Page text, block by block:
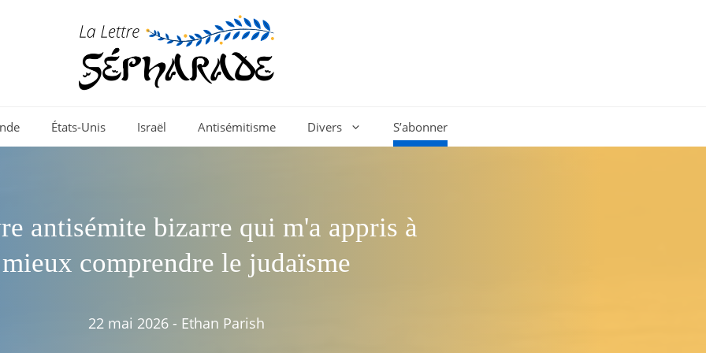
États-Unis Israël Antisémitisme Divers S’abonner
antisémite bizarre qui m'a appris à
mieux comprendre le judaïsme
22 mai 2026 - Ethan Parish